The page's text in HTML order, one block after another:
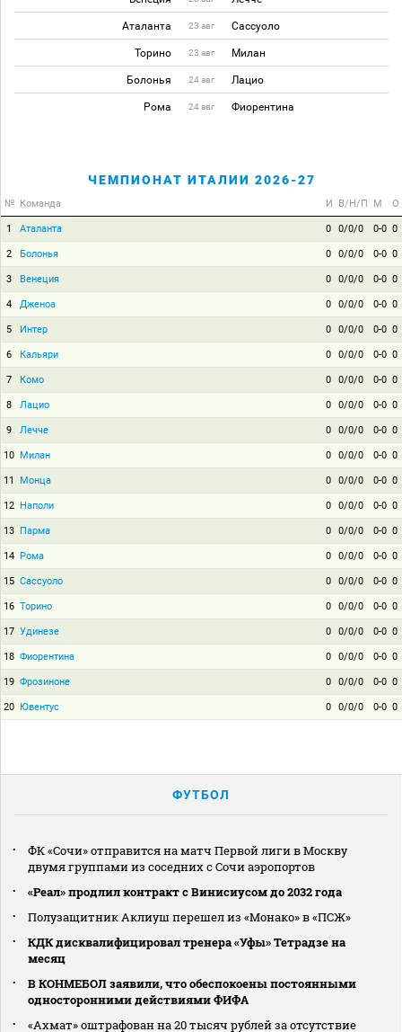
Аталанта 23 авг Сассуоло
Торино 23 авг Милан
Болонья 24 авг Лацио
Рома 24 авг Фиорентина
ЧЕМПИОНАТ ИТАЛИИ 2026-27
№ Команда И В/Н/П М О
1 Аталанта 0 0/0/0 0-0 0
2 Болонья 0 0/0/0 0-0 0
3 Венеция 0 0/0/0 0-0 0
4 Дженоа 0 0/0/0 0-0 0
5 Интер 0 0/0/0 0-0 0
6 Кальяри 0 0/0/0 0-0 0
7 Комо 0 0/0/0 0-0 0
8 Лацио 0 0/0/0 0-0 0
9 Лечче 0 0/0/0 0-0 0
10 Милан 0 0/0/0 0-0 0
11 Монца 0 0/0/0 0-0 0
12 Наполи 0 0/0/0 0-0 0
13 Парма 0 0/0/0 0-0 0
14 Рома 0 0/0/0 0-0 0
15 Сассуоло 0 0/0/0 0-0 0
16 Торино 0 0/0/0 0-0 0
17 Удинезе 0 0/0/0 0-0 0
18 Фиорентина 0 0/0/0 0-0 0
19 Фрозиноне 0 0/0/0 0-0 0
20 Ювентус 0 0/0/0 0-0 0
ФУТБОЛ
ФК «Сочи» отправится на матч Первой лиги в Москву
двумя группами из соседних с Сочи аэропортов
«Реал» продлил контракт с Винисиусом до 2032 года
Полузащитник Аклиуш перешел из «Монако» в «ПСЖ»
КДК дисквалифицировал тренера «Уфы» Тетрадзе на
месяц
В КОНМЕБОЛ заявили, что обеспокоены постоянными
односторонними действиями ФИФА
«Ахмат» оштрафован на 20 тысяч рублей за отсутствие